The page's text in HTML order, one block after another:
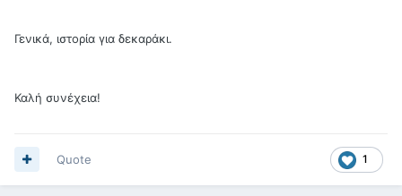
Γενικά, ιστορία για δεκαράκι.
Καλή συνέχεια!
1
Quote